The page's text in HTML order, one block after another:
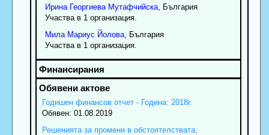
Ирина Георгиева Мутафчийска, България
Участва в 1 организация.
Мила Мариус Йолова, България
Участва в 1 организация.
Годишен финансов отчет - Година: 2018г.
Обявен: 01.08.2019
Решенията за промени в обстоятелствата,